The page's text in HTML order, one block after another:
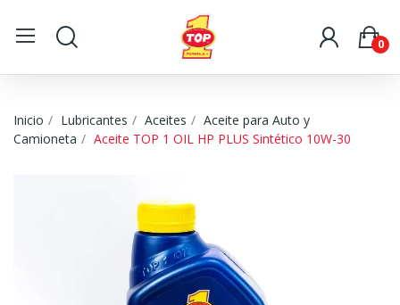
0
Inicio Lubricantes Aceites
Aceite para Auto y
Camioneta
Aceite TOP 1 OIL HP PLUS Sintético 10W-30